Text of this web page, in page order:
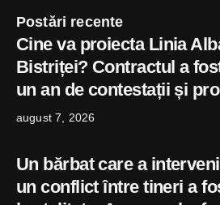
Postări recente
Cine va proiecta Linia
Bistriței? Contractul a
un an de contestații și
august 7, 2026
Un bărbat care a
un conflict între tineri a